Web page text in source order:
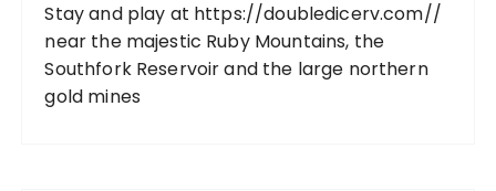
Stay and play at https://doubledicerv.com//
near the majestic Ruby Mountains, the
Southfork Reservoir and the large northern
gold mines